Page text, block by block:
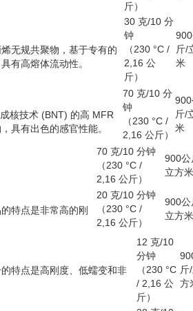
斤）
无规共聚物，基于专有的
有高熔体流动性。
30 克/10 分
钟
（230 °C /
2,16 公
斤）
斤/
米
核技术 (BNT) 的高 MFR
具有出色的感官性能。
70 克/10 分
钟
（230 °C /
2,16 公斤）
斤/
米
70 克/10 分钟
（230 °C /
2,16 公斤）
900公
立方米
特点是非常高的刚
20 克/10 分钟
（230 °C /
2,16 公斤）
900公
立方米
特点是高刚度、低蠕变和非
12 克/10
分钟
（230 °C
/ 2,16 公
斤）
斤
方